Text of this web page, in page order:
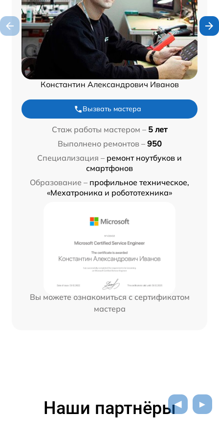
Константин Александрович Иванов
Вызвать мастера
Стаж работы мастером – 5 лет
Выполнено ремонтов – 950
Специализация – ремонт ноутбуков и
смартфонов
Образование – профильное техническое,
«Мехатроника и робототехника»
Вы можете ознакомиться с сертификатом
мастера
Наши партнёры